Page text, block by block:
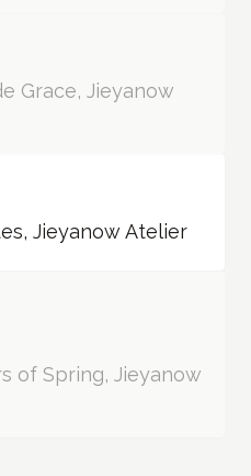
Grace, Jieyanow
Jieyanow Atelier
of Spring, Jieyanow